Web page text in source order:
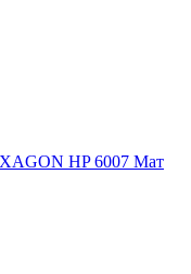
HP 6007 Мат